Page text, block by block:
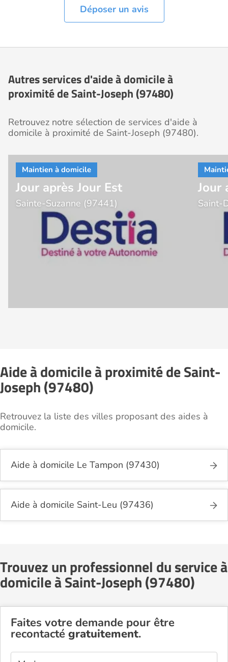
Déposer un avis
Autres services d'aide à domicile à
proximité de Saint-Joseph (97480)
Retrouvez notre sélection de services d'aide à
domicile à proximité de Saint-Joseph (97480).
Jour après Jour Est
Sainte-Suzanne (97441)
Jour
Saint-
Aide à domicile à proximité de Saint-
Joseph (97480)
Retrouvez la liste des villes proposant des aides à
domicile.
Aide à domicile Le Tampon (97430)
Aide à domicile Saint-Leu (97436)
Trouvez un professionnel du service à
domicile à Saint-Joseph (97480)
Faites votre demande pour être
recontacté gratuitement.